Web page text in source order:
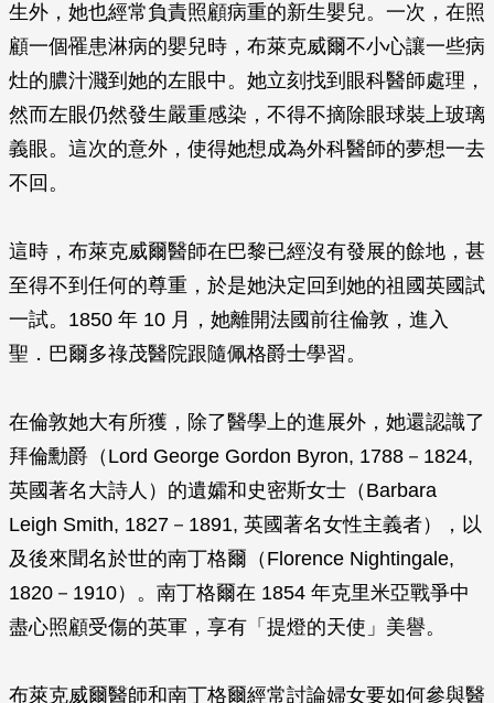
生外，她也經常負責照顧病重的新生嬰兒。一次，在照
顧一個罹患淋病的嬰兒時，布萊克威爾不小心讓一些病
灶的膿汁濺到她的左眼中。她立刻找到眼科醫師處理，
然而左眼仍然發生嚴重感染，不得不摘除眼球裝上玻璃
義眼。這次的意外，使得她想成為外科醫師的夢想一去
不回。
這時，布萊克威爾醫師在巴黎已經沒有發展的餘地，甚
至得不到任何的尊重，於是她決定回到她的祖國英國試
一試。1850 年 10 月，她離開法國前往倫敦，進入
聖．巴爾多祿茂醫院跟隨佩格爵士學習。
在倫敦她大有所獲，除了醫學上的進展外，她還認識了
拜倫勳爵（Lord George Gordon Byron, 1788－1824,
英國著名大詩人）的遺孀和史密斯女士（Barbara
Leigh Smith, 1827－1891, 英國著名女性主義者），以
及後來聞名於世的南丁格爾（Florence Nightingale,
1820－1910）。南丁格爾在 1854 年克里米亞戰爭中
盡心照顧受傷的英軍，享有「提燈的天使」美譽。
布萊克威爾醫師和南丁格爾經常討論婦女要如何參與醫